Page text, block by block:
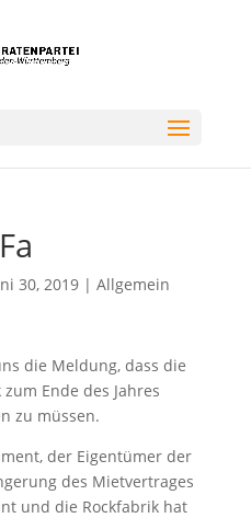
30, 2019| Allgemein
die Meldung, dass die
Ende des Jahres
zu müssen.
der Eigentümer der
des Mietvertrages
und die Rockfabrik hat